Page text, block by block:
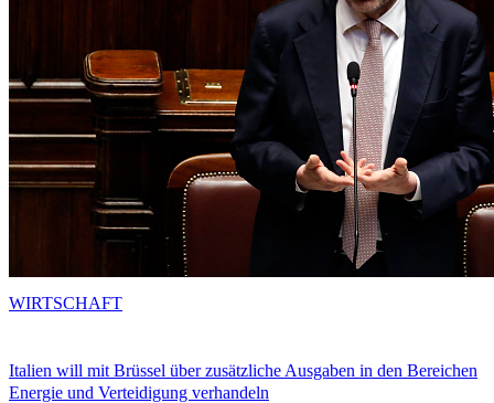
Italien will mit Brüssel über zusätzliche Ausgaben in den Bereichen
Energie und Verteidigung verhandeln
WIRTSCHAFT